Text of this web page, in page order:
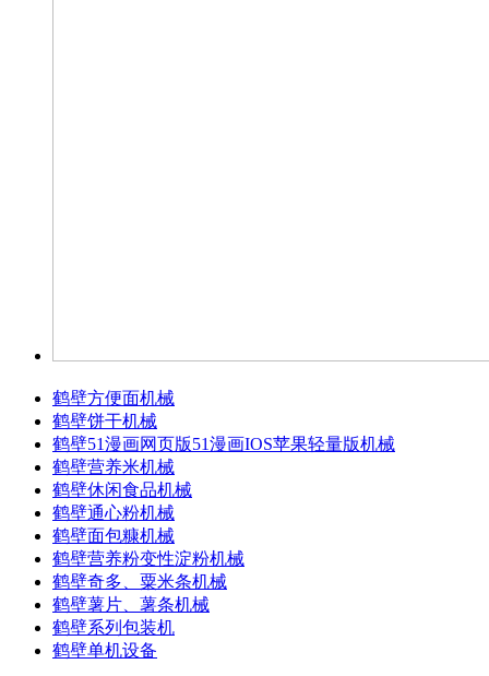
鹤壁方便面机械
鹤壁饼干机械
鹤壁51漫画网页版51漫画IOS苹果轻量版机械
鹤壁营养米机械
鹤壁休闲食品机械
鹤壁通心粉机械
鹤壁面包糠机械
鹤壁营养粉变性淀粉机械
鹤壁奇多、粟米条机械
鹤壁薯片、薯条机械
鹤壁系列包装机
鹤壁单机设备